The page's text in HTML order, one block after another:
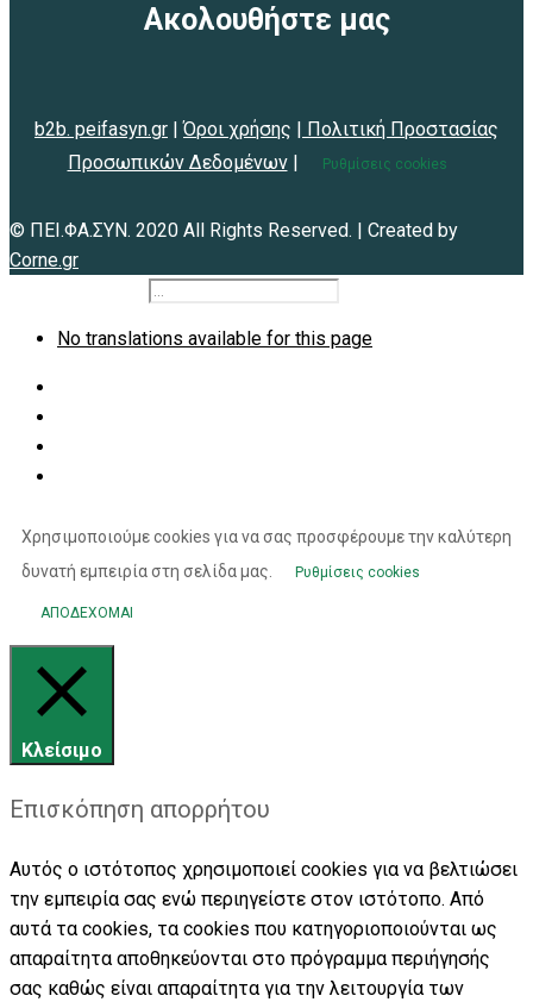
Ακολουθήστε μας
b2b. peifasyn.gr |Όροι χρήσης | Πολιτική Προστασίας
Προσωπικών Δεδομένων| Ρυθμίσεις cookies
© ΠΕΙ.ΦΑ.ΣΥΝ. 2020 All Rights Reserved. | Created by
Corne.gr
No translations available for this page
Χρησιμοποιούμε cookies για να σας προσφέρουμε την καλύτερη
δυνατή εμπειρία στη σελίδα μας.
Ρυθμίσεις cookies
ΑΠΟΔΕΧΟΜΑΙ
Κλείσιμο
Επισκόπηση απορρήτου
Αυτός ο ιστότοπος χρησιμοποιεί cookies για να βελτιώσει
την εμπειρία σας ενώ περιηγείστε στον ιστότοπο. Από
αυτά τα cookies, τα cookies που κατηγοριοποιούνται ως
απαραίτητα αποθηκεύονται στο πρόγραμμα περιήγησής
σας καθώς είναι απαραίτητα για την λειτουργία των